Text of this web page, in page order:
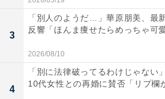
3
「別人のようだ…」華原朋美、最
反響「ほんま痩せたらめっちゃ可
2026/08/10
4
「別に法律破ってるわけじゃない
10代女性との再婚に賛否「リプ欄